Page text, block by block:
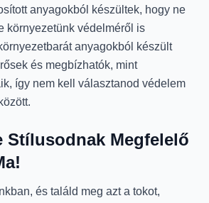
anyagokból készültek, hogy ne
környezetünk védelméről is
anyagokból készült
és megbízhatók, mint
így nem kell választanod védelem
Stílusodnak Megfelelő
és találd meg azt a tokot,